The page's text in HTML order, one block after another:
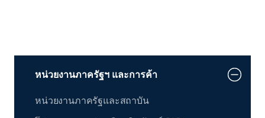
หน่วยงานภาครัฐฯ และการค้า
หน่วยงานภาครัฐและสถาบัน